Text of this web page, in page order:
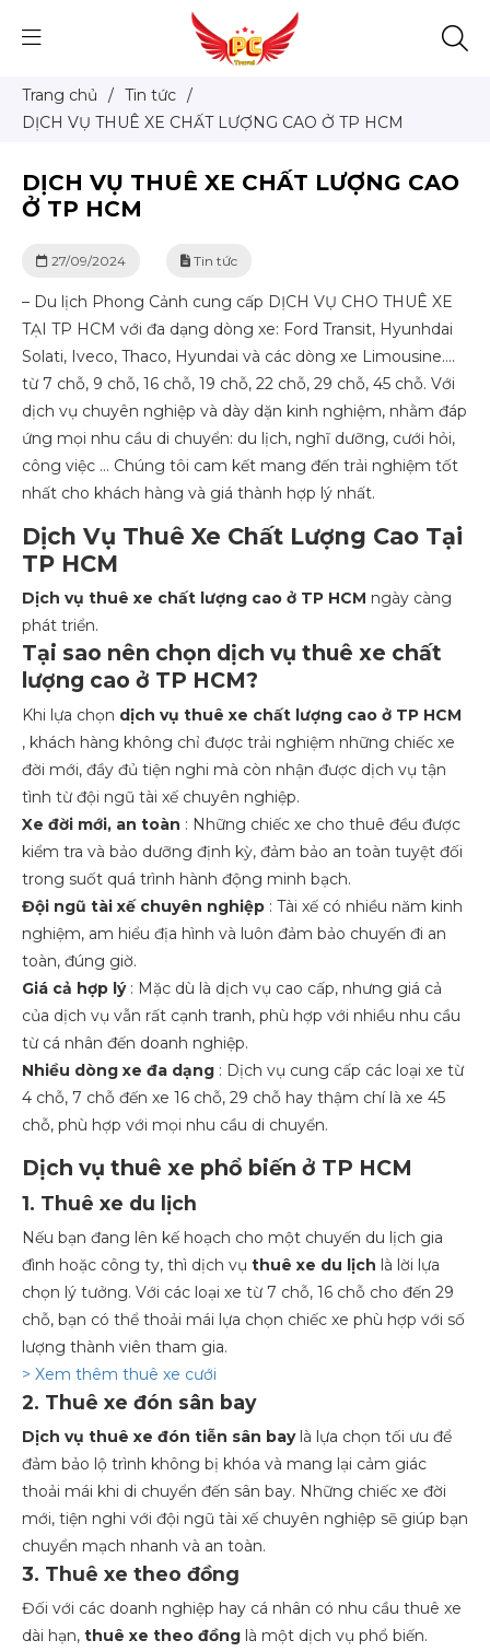
Trang chủ / Tin tức /
DỊCH VỤ THUÊ XE CHẤT LƯỢNG CAO Ở TP HCM
DỊCH VỤ THUÊ XE CHẤT LƯỢNG CAO
Ở TP HCM
27/09/2024 Tin tức
– Du lịch Phong Cảnh cung cấp DỊCH VỤ CHO THUÊ XE
TẠI TP HCM với đa dạng dòng xe: Ford Transit, Hyunhdai
Solati, Iveco, Thaco, Hyundai và các dòng xe Limousine….
từ 7 chỗ, 9 chỗ, 16 chỗ, 19 chỗ, 22 chỗ, 29 chỗ, 45 chỗ. Với
dịch vụ chuyên nghiệp và dày dặn kinh nghiệm, nhằm đáp
ứng mọi nhu cầu di chuyển: du lịch, nghĩ dưỡng, cưới hỏi,
công việc … Chúng tôi cam kết mang đến trải nghiệm tốt
nhất cho khách hàng và giá thành hợp lý nhất.
Dịch Vụ Thuê Xe Chất Lượng Cao Tại
TP HCM
Dịch vụ thuê xe chất lượng cao ở TP HCM ngày càng
phát triển.
Tại sao nên chọn dịch vụ thuê xe chất
lượng cao ở TP HCM?
Khi lựa chọn dịch vụ thuê xe chất lượng cao ở TP HCM
, khách hàng không chỉ được trải nghiệm những chiếc xe
đời mới, đầy đủ tiện nghi mà còn nhận được dịch vụ tận
tình từ đội ngũ tài xế chuyên nghiệp.
Xe đời mới, an toàn : Những chiếc xe cho thuê đều được
kiểm tra và bảo dưỡng định kỳ, đảm bảo an toàn tuyệt đối
trong suốt quá trình hành động minh bạch.
Đội ngũ tài xế chuyên nghiệp : Tài xế có nhiều năm kinh
nghiệm, am hiểu địa hình và luôn đảm bảo chuyến đi an
toàn, đúng giờ.
Giá cả hợp lý: Mặc dù là dịch vụ cao cấp, nhưng giá cả
của dịch vụ vẫn rất cạnh tranh, phù hợp với nhiều nhu cầu
từ cá nhân đến doanh nghiệp.
Nhiều dòng xe đa dạng : Dịch vụ cung cấp các loại xe từ
4 chỗ, 7 chỗ đến xe 16 chỗ, 29 chỗ hay thậm chí là xe 45
chỗ, phù hợp với mọi nhu cầu di chuyển.
Dịch vụ thuê xe phổ biến ở TP HCM
1. Thuê xe du lịch
Nếu bạn đang lên kế hoạch cho một chuyến du lịch gia
đình hoặc công ty, thì dịch vụ thuê xe du lịch là lời lựa
chọn lý tưởng. Với các loại xe từ 7 chỗ, 16 chỗ cho đến 29
chỗ, bạn có thể thoải mái lựa chọn chiếc xe phù hợp với số
lượng thành viên tham gia.
> Xem thêm thuê xe cưới
2. Thuê xe đón sân bay
Dịch vụ thuê xe đón tiễn sân baylà lựa chọn tối ưu để
đảm bảo lộ trình không bị khóa và mang lại cảm giác
thoải mái khi di chuyển đến sân bay. Những chiếc xe đời
mới, tiện nghi với đội ngũ tài xế chuyên nghiệp sẽ giúp bạn
chuyển mạch nhanh và an toàn.
3. Thuê xe theo đồng
Đối với các doanh nghiệp hay cá nhân có nhu cầu thuê xe
dài hạn, thuê xe theo đồng là một dịch vụ phổ biến.